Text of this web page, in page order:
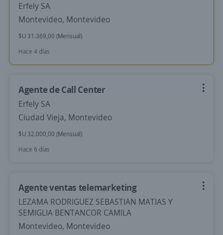
Erfely SA
Montevideo, Montevideo
$U 31.369,00 (Mensual)
Hace 4 días
Agente de Call Center
Erfely SA
Ciudad Vieja, Montevideo
$U 32.000,00 (Mensual)
Hace 6 días
Agente ventas telemarketing
LEZAMA RODRIGUEZ SEBASTIAN MATIAS Y
SEMIGLIA BENTANCOR CAMILA
Montevideo, Montevideo